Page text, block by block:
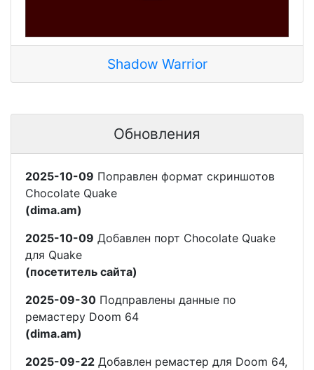
Shadow Warrior
Обновления
2025-10-09 Поправлен формат скриншотов
Chocolate Quake
(dima.am)
2025-10-09 Добавлен порт Chocolate Quake
для Quake
(посетитель сайта)
2025-09-30 Подправлены данные по
ремастеру Doom 64
(dima.am)
2025-09-22 Добавлен ремастер для Doom 64,